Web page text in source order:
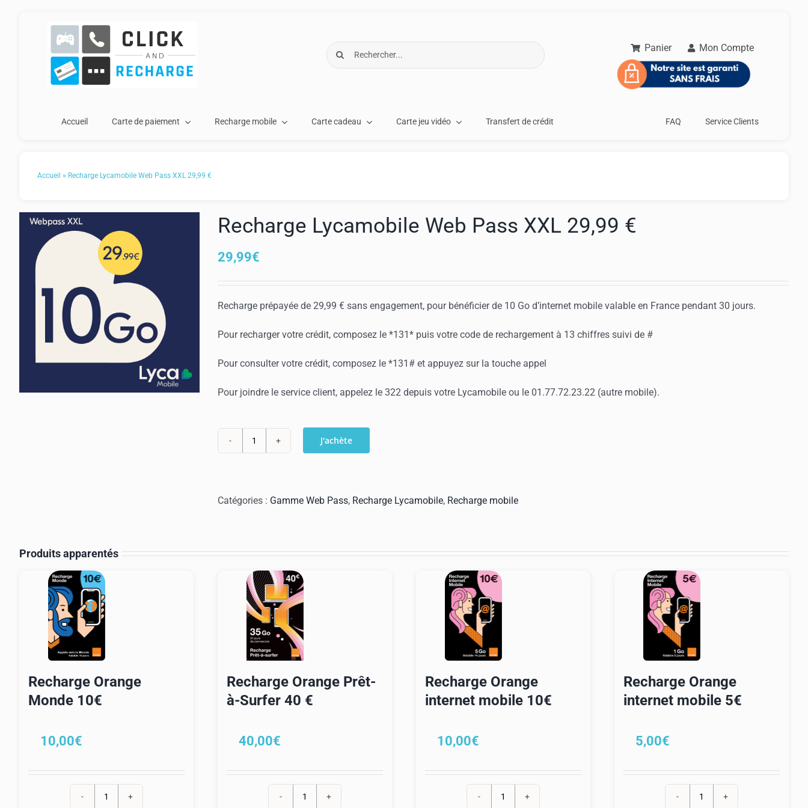
Rechercher: Panier Mon Compte
Accueil Carte de paiement Recharge mobile Carte cadeau Carte jeu vidéo Transfert de crédit FAQ Service Clients
Accueil » Recharge Lycamobile Web Pass XXL 29,99 €
Recharge Lycamobile Web Pass XXL 29,99 €
29,99€
Recharge prépayée de 29,99 € sans engagement, pour bénéficier de 10 Go d’internet mobile valable en France pendant 30 jours.
Pour recharger votre crédit, composez le *131* puis votre code de rechargement à 13 chiffres suivi de #
Pour consulter votre crédit, composez le *131# et appuyez sur la touche appel
Pour joindre le service client, appelez le 322 depuis votre Lycamobile ou le 01.77.72.23.22 (autre mobile).
Lycamobile
XXL
€
J'achète
Catégories : Gamme Web Pass, Recharge Lycamobile, Recharge mobile
Produits apparentés
Recharge Orange
Monde 10€
10,00€
Recharge Orange Prêt-
à-Surfer 40 €
40,00€
Recharge Orange
internet mobile 10€
10,00€
Recharge Orange
internet mobile 5€
5,00€